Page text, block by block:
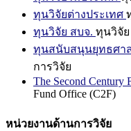
ทุนวิจัยต่างประเทศ
ทุนวิจัย สบจ. ทุนวิจัย
ทุนสนับสนุนยุทธศา
การวิจัย
The Second Century
Fund Office (C2F)
หน่วยงานด้านการวิจัย